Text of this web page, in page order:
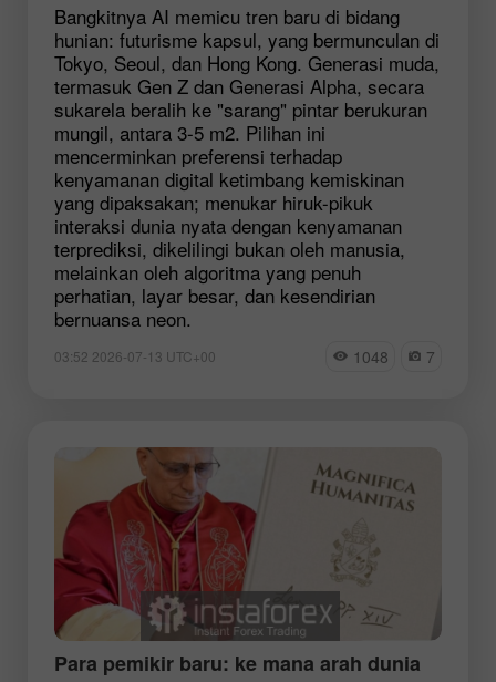
Bangkitnya AI memicu tren baru di bidang
hunian: futurisme kapsul, yang bermunculan di
Tokyo, Seoul, dan Hong Kong. Generasi muda,
termasuk Gen Z dan Generasi Alpha, secara
sukarela beralih ke "sarang" pintar berukuran
mungil, antara 3-5 m2. Pilihan ini
mencerminkan preferensi terhadap
kenyamanan digital ketimbang kemiskinan
yang dipaksakan; menukar hiruk-pikuk
interaksi dunia nyata dengan kenyamanan
terprediksi, dikelilingi bukan oleh manusia,
melainkan oleh algoritma yang penuh
perhatian, layar besar, dan kesendirian
bernuansa neon.
03:52 2026-07-13 UTC+00 1048 7
Para pemikir baru: ke mana arah dunia